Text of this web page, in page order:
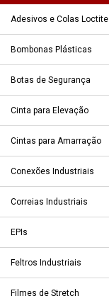
Adesivos e Colas Loctite
Bombonas Plásticas
Botas de Segurança
Cinta para Elevação
Cintas para Amarração
Conexões Industriais
Correias Industriais
EPIs
Feltros Industriais
Filmes de Stretch